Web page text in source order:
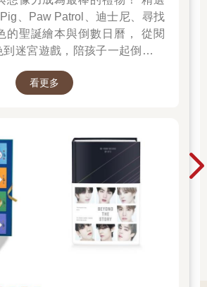
、Paw Patrol、迪士尼、尋找
的聖誕繪本與倒數日曆， 從閱
迷宮遊戲，陪孩子一起倒數歡
溫度， Read it, Play it, Feel the
看更多